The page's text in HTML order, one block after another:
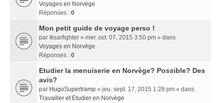
Voyages en Norvège
Réponses : 0
Mon petit guide de voyage perso !
par Iksarfighter » mer. oct. 07, 2015 3:50 pm » dans
Voyages en Norvège
Réponses : 0
Etudier la menuiserie en Norvège? Possible? Des
avis?
par HugoSupertramp » jeu. sept. 17, 2015 1:28 pm » dans
Travailler et Etudier en Norvège